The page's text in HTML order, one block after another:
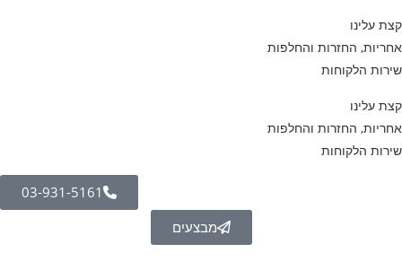
קצת עלינו
אחריות, החזרות והחלפות
שירות הלקוחות
קצת עלינו
אחריות, החזרות והחלפות
שירות הלקוחות
03-931-5161
מבצעים